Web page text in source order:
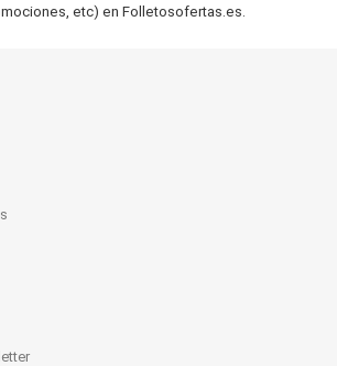
etc) en Folletosofertas.es.